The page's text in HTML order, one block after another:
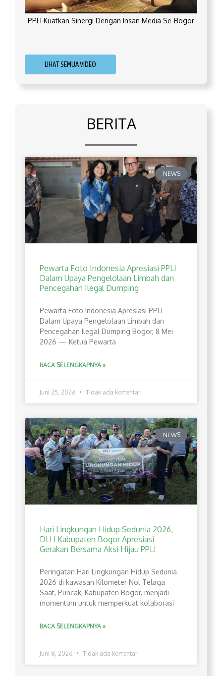
PPLI Kuatkan Sinergi Dengan Insan Media Se-Bogor
LIHAT SEMUA VIDEO
BERITA
NEWS
Pewarta Foto Indonesia Apresiasi PPLI
Dalam Upaya Pengelolaan Limbah dan
Pencegahan Ilegal Dumping
Pewarta Foto Indonesia Apresiasi PPLI
Dalam Upaya Pengelolaan Limbah dan
Pencegahan Ilegal Dumping Bogor, 8 Mei
2026 — Ketua Pewarta
BACA SELENGKAPNYA »
Juni 25, 2026 Tidak ada komentar
NEWS
Hari Lingkungan Hidup Sedunia 2026,
DLH Kabupaten Bogor Apresiasi
Gerakan Bersama Aksi Hijau PPLI
Peringatan Hari Lingkungan Hidup Sedunia
2026 di kawasan Kilometer Nol Telaga
Saat, Puncak, Kabupaten Bogor, menjadi
momentum untuk memperkuat kolaborasi
BACA SELENGKAPNYA »
Juni 8, 2026 Tidak ada komentar